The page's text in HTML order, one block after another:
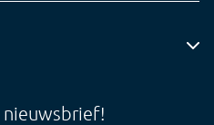
nieuwsbrief!